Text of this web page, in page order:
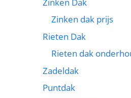
Zinken dak prijs
Rieten Dak
Rieten dak
Zadeldak
Puntdak